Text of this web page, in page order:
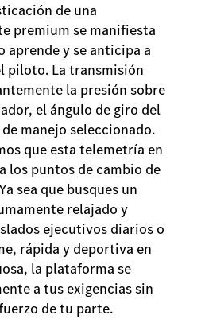
de una
premium se manifiesta
aprende y se anticipa a
piloto. La transmisión
la presión sobre
el ángulo de giro del
manejo seleccionado.
que esta telemetría en
los puntos de cambio de
sea que busques un
relajado y
ejecutivos diarios o
rápida y deportiva en
la plataforma se
a tus exigencias sin
de tu parte.